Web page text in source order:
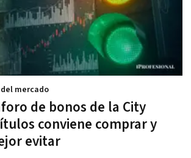
de bonos de la City
conviene comprar y
evitar
mercado